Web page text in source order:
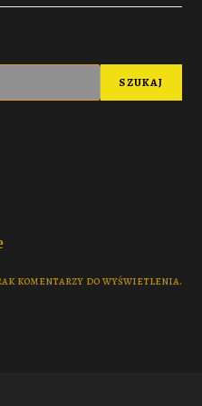
SZUKAJ
komentarzy do wyświetlenia.